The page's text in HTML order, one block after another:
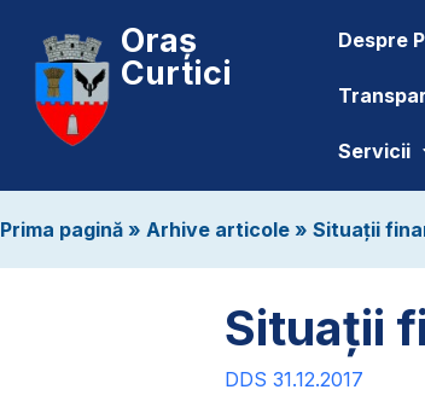
Oraș
Curtici
Despre
Servicii
Prima pagină » Arhive articole » Situații
Situații
DDS 31.12.2017